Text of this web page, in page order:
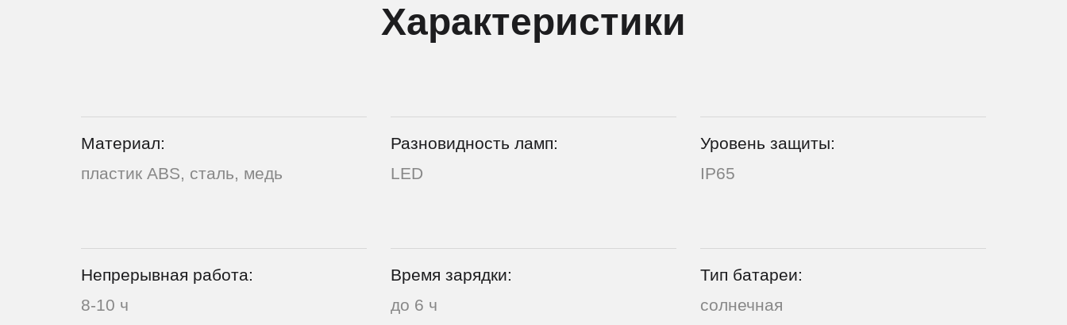
Характеристики
Материал:
пластик ABS, сталь, медь
Разновидность ламп:
LED
Уровень защиты:
IP65
Непрерывная работа:
8-10 ч
Время зарядки:
до 6 ч
Тип батареи:
солнечная